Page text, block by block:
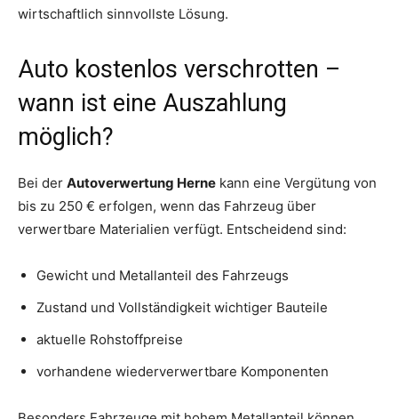
wirtschaftlich sinnvollste Lösung.
Auto kostenlos verschrotten –
wann ist eine Auszahlung
möglich?
Bei der Autoverwertung Herne kann eine Vergütung von
bis zu 250 € erfolgen, wenn das Fahrzeug über
verwertbare Materialien verfügt. Entscheidend sind:
Gewicht und Metallanteil des Fahrzeugs
Zustand und Vollständigkeit wichtiger Bauteile
aktuelle Rohstoffpreise
vorhandene wiederverwertbare Komponenten